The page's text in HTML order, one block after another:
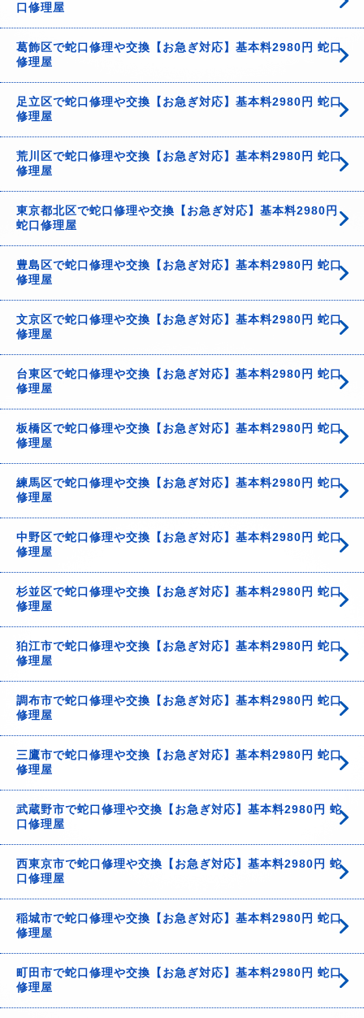
口修理屋
葛飾区で蛇口修理や交換【お急ぎ対応】基本料2980円 蛇口
修理屋
足立区で蛇口修理や交換【お急ぎ対応】基本料2980円 蛇口
修理屋
荒川区で蛇口修理や交換【お急ぎ対応】基本料2980円 蛇口
修理屋
東京都北区で蛇口修理や交換【お急ぎ対応】基本料2980円
蛇口修理屋
豊島区で蛇口修理や交換【お急ぎ対応】基本料2980円 蛇口
修理屋
文京区で蛇口修理や交換【お急ぎ対応】基本料2980円 蛇口
修理屋
台東区で蛇口修理や交換【お急ぎ対応】基本料2980円 蛇口
修理屋
板橋区で蛇口修理や交換【お急ぎ対応】基本料2980円 蛇口
修理屋
練馬区で蛇口修理や交換【お急ぎ対応】基本料2980円 蛇口
修理屋
中野区で蛇口修理や交換【お急ぎ対応】基本料2980円 蛇口
修理屋
杉並区で蛇口修理や交換【お急ぎ対応】基本料2980円 蛇口
修理屋
狛江市で蛇口修理や交換【お急ぎ対応】基本料2980円 蛇口
修理屋
調布市で蛇口修理や交換【お急ぎ対応】基本料2980円 蛇口
修理屋
三鷹市で蛇口修理や交換【お急ぎ対応】基本料2980円 蛇口
修理屋
武蔵野市で蛇口修理や交換【お急ぎ対応】基本料2980円 蛇
口修理屋
西東京市で蛇口修理や交換【お急ぎ対応】基本料2980円 蛇
口修理屋
稲城市で蛇口修理や交換【お急ぎ対応】基本料2980円 蛇口
修理屋
町田市で蛇口修理や交換【お急ぎ対応】基本料2980円 蛇口
修理屋